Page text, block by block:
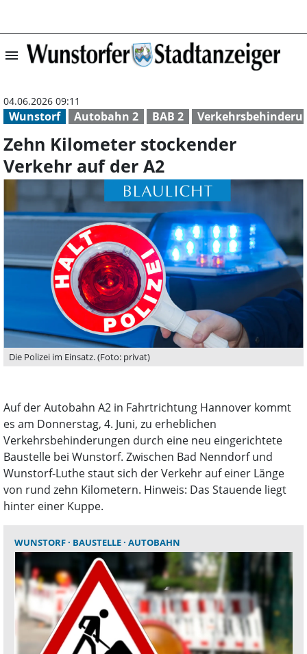
menu Zehn Kilometer
Wunstorf Autobahn 2 BAB 2
04.06.2026 09:11
Zehn Kilometer stockender
Verkehr auf der A2
Die Polizei im Einsatz. (Foto: privat)
Auf der Autobahn A2 in Fahrtrichtung Hannover kommt
es am Donnerstag, 4. Juni, zu erheblichen
Verkehrsbehinderungen durch eine neu eingerichtete
Baustelle bei Wunstorf. Zwischen Bad Nenndorf und
Wunstorf-Luthe staut sich der Verkehr auf einer Länge
von rund zehn Kilometern. Hinweis: Das Stauende liegt
hinter einer Kuppe.
WUNSTORF BAUSTELLE AUTOBAHN